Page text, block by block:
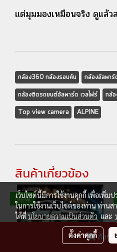
สั่งซื้
แต่มุมมองเหมือนจริง ดูแล้ว
กล้อง360 กล้องรอบคัน กล้องอัลพาร์
กล้องติดรถยนต์อัลพาร์ด เวลไฟร์
กล้อ
Top view camera
ALPINE
สินค้าเกี่ยวข้อง
New
เว็บไซต์นี้มีการใช้งานคุกกี้ เพื่อเพิ่
ในการใช้งานเว็บไซต์ของท่าน ท่าน
ได้ที่นโยบายความเป็นส่วนตัวและ
ตั้งค่าคุกกี้